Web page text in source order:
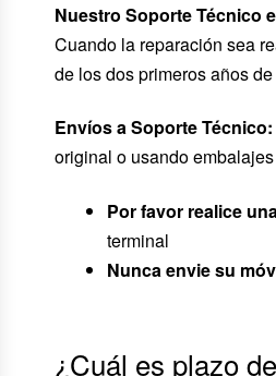
Nuestro Soporte Técnico
Cuando la reparación sea
de los dos primeros años
Envíos a Soporte Técnico:
original o usando
Por favor realice
terminal
Nunca envie su
¿Cuál es plazo